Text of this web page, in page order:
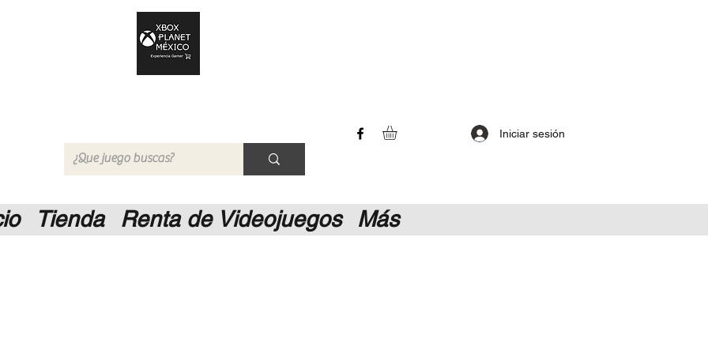
Iniciar sesión
Tienda Renta de Videojuegos Más